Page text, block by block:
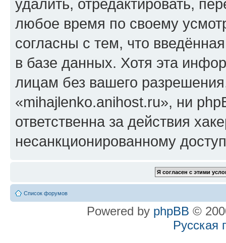
удалить, отредактировать,
любое время по своему
согласны с тем, что
в базе данных. Хотя эта
лицам без вашего
«mihajlenko.anihost.ru», ни
ответственна за действия
несанкционированному
Список форумов
Powered by phpBB ©
Русская